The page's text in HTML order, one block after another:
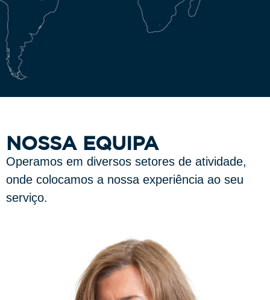
NOSSA EQUIPA
Operamos em diversos setores de atividade,
onde colocamos a nossa experiência ao seu
serviço.